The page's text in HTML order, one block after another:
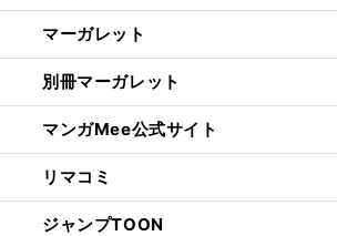
マーガレット
別冊マーガレット
マンガMee公式サイト
リマコミ
ジャンプTOON